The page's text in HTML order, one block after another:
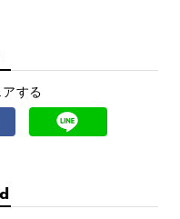
する